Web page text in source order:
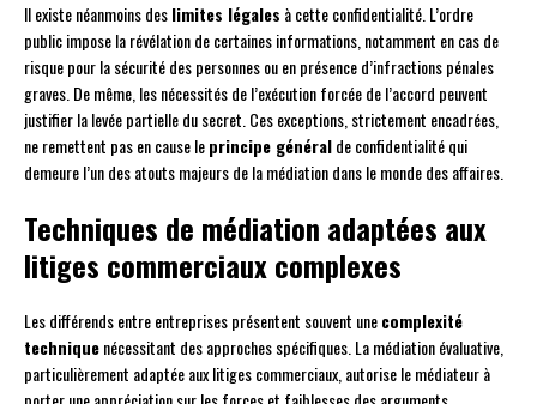
Il existe néanmoins deslimites légales à cette confidentialité. L’ordre
public impose la révélation de certaines informations, notamment en cas de
risque pour la sécurité des personnes ou en présence d’infractions pénales
graves. De même, les nécessités de l’exécution forcée de l’accord peuvent
justifier la levée partielle du secret. Ces exceptions, strictement encadrées,
ne remettent pas en cause leprincipe généralde confidentialité qui
demeure l’un des atouts majeurs de la médiation dans le monde des affaires.
Techniques de médiation adaptées aux
litiges commerciaux complexes
Les différends entre entreprises présentent souvent unecomplexité
techniquenécessitant des approches spécifiques. La médiation évaluative,
particulièrement adaptée aux litiges commerciaux, autorise le médiateur à